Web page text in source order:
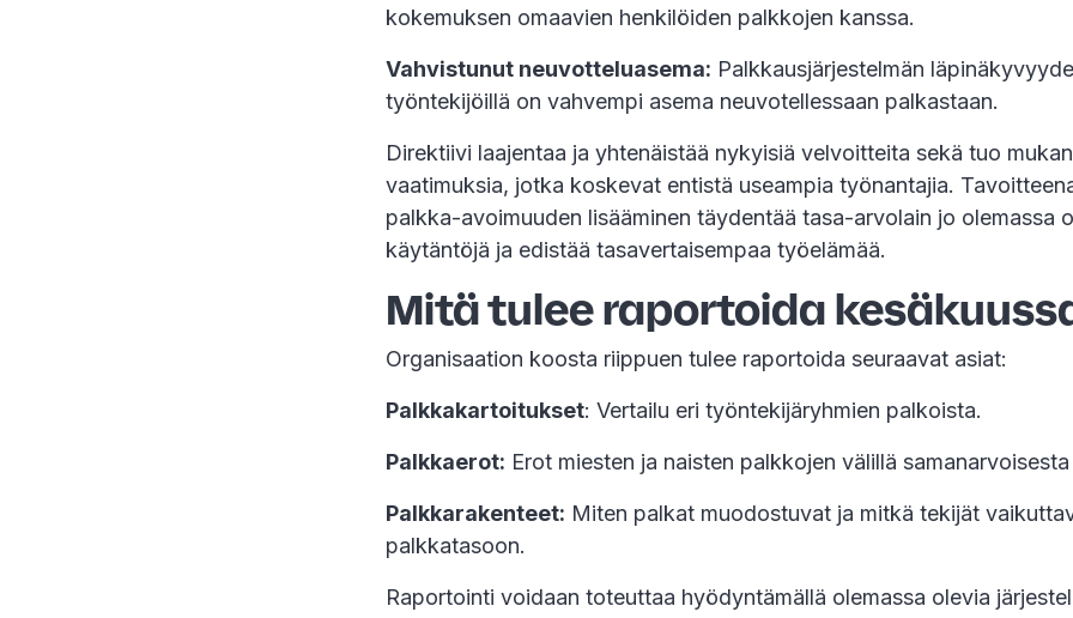
kokemuksen omaavien henkilöiden palkkojen kanssa.
Vahvistunut neuvotteluasema: Palkkausjärjestelmän
työntekijöillä on vahvempi asema neuvotellessaan palkastaan.
Direktiivi laajentaa ja yhtenäistää nykyisiä velvoitteita sekä tuo
vaatimuksia, jotka koskevat entistä useampia työnantajia.
palkka-avoimuuden lisääminen täydentää tasa-arvolain jo olemassa
käytäntöjä ja edistää tasavertaisempaa työelämää.
Mitä tulee raportoida
Organisaation koosta riippuen tulee raportoida seuraavat asiat:
Palkkakartoitukset: Vertailu eri työntekijäryhmien palkoista.
Palkkaerot: Erot miesten ja naisten palkkojen välillä
Palkkarakenteet: Miten palkat muodostuvat ja mitkä tekijät
palkkatasoon.
Raportointi voidaan toteuttaa hyödyntämällä olemassa olevia